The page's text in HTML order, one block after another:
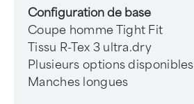
Configuration de base
Coupe homme Tight Fit
Tissu R-Tex 3 ultra.dry
Plusieurs options disponibles
Manches longues